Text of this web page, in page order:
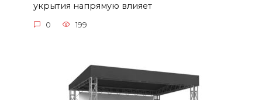
укрытия напрямую влияет
0 199